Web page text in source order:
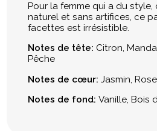
Pour la femme qui a du
naturel et sans artifices, ce
facettes est irrésistible.
Notes de tête:Citron,
Pêche
Notes de cœur:Jasmin,
Notes de fond:Vanille, Bois